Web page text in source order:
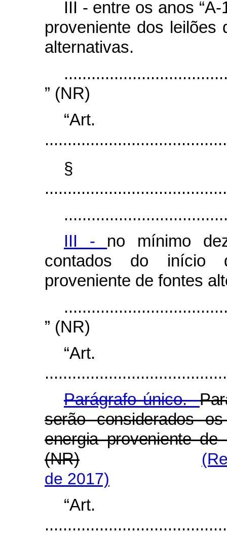
III - entre os anos “A-
proveniente dos leilões
alternativas.
” (NR)
§
III - no mínimo
contados do início
proveniente de fontes
” (NR)
Parágrafo único.
serão considerados
energia proveniente de
(NR)
de 2017)